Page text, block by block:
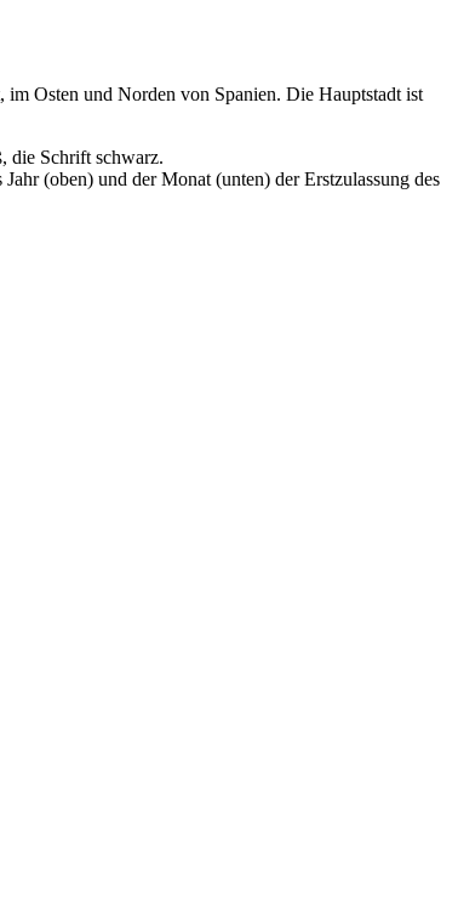
Osten und Norden von Spanien. Die Hauptstadt ist
die Schrift schwarz.
(oben) und der Monat (unten) der Erstzulassung des